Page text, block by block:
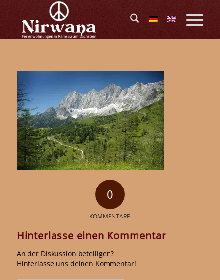
0
KOMMENTARE
Hinterlasse einen Kommentar
An der Diskussion beteiligen?
Hinterlasse uns deinen Kommentar!